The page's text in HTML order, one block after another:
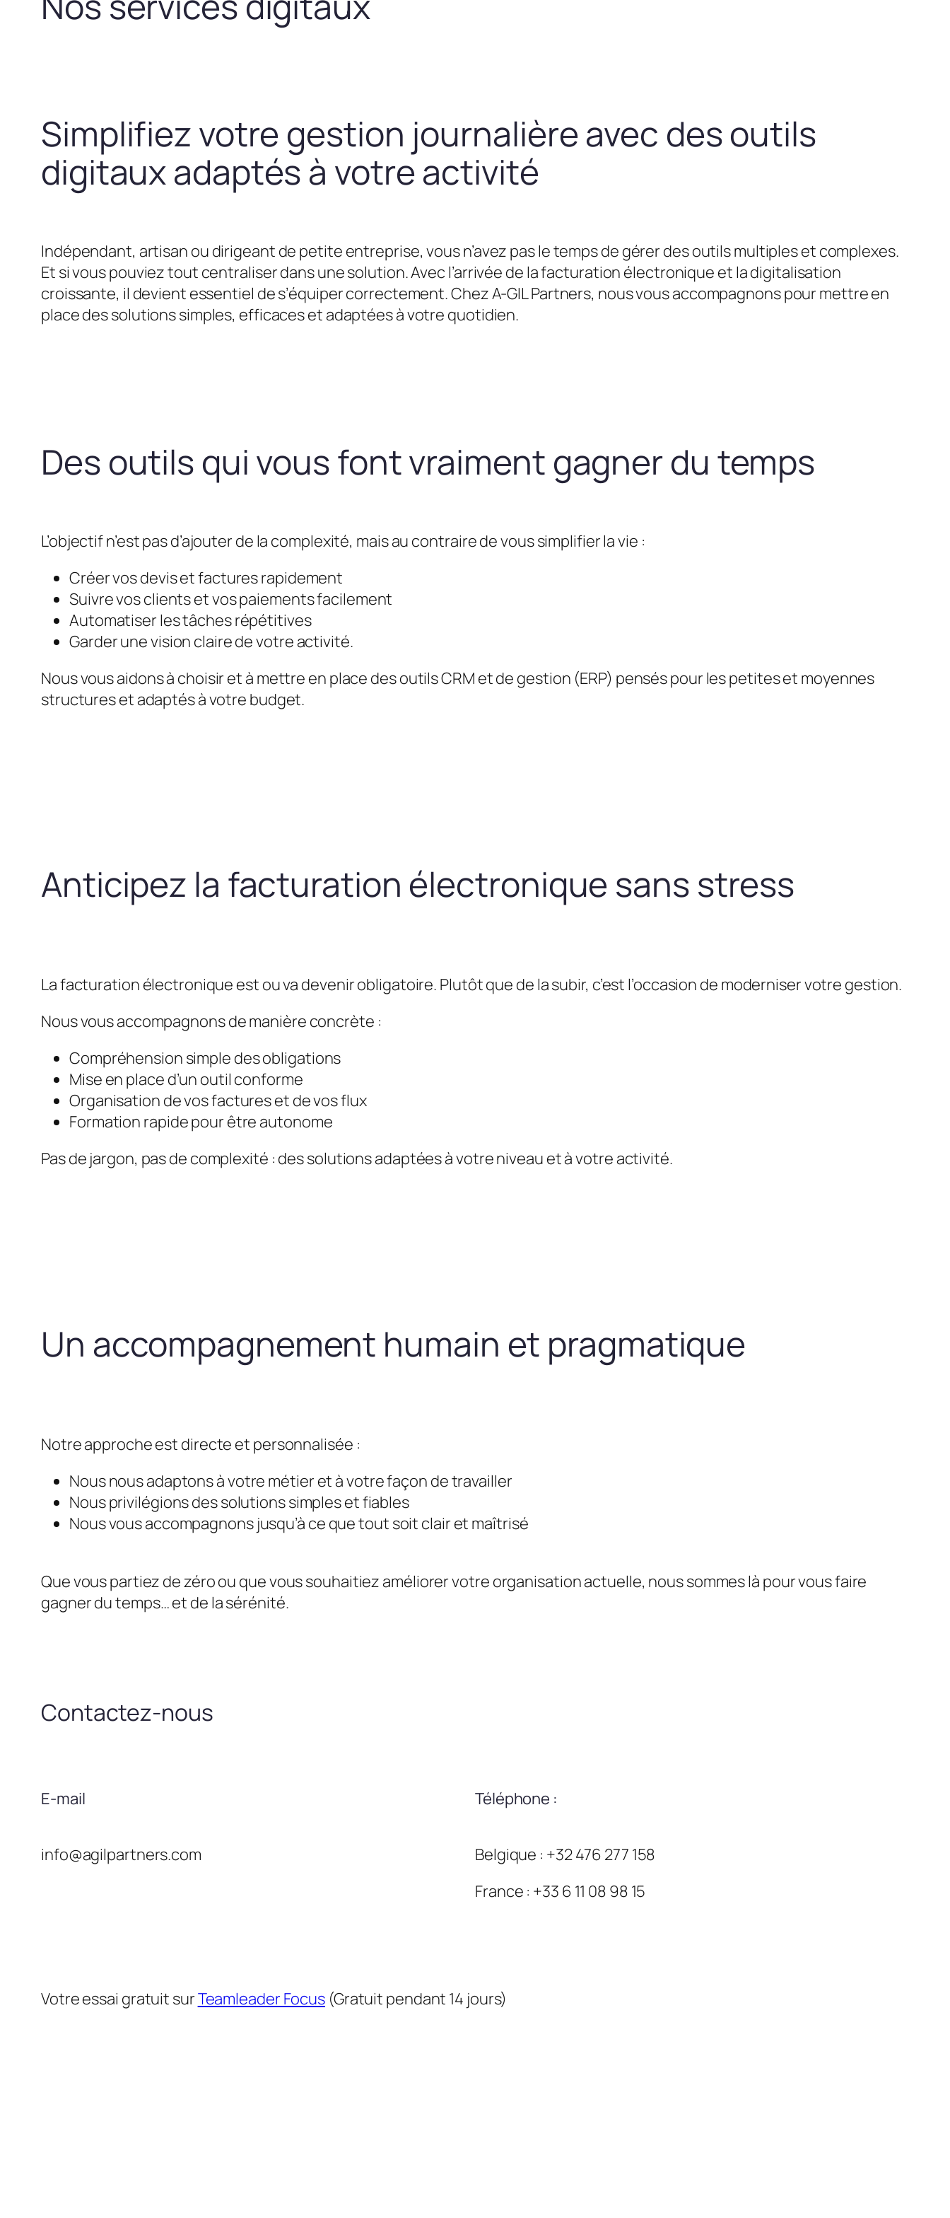
Simplifiez votre gestion journalière avec des outils
digitaux adaptés à votre activité
Indépendant, artisan ou dirigeant de petite entreprise, vous n’avez pas le temps de gérer des outils multiples et complexes.
Et si vous pouviez tout centraliser dans une solution. Avec l’arrivée de la facturation électronique et la digitalisation
croissante, il devient essentiel de s’équiper correctement. Chez A-GIL Partners, nous vous accompagnons pour mettre en
place des solutions simples, efficaces et adaptées à votre quotidien.
Des outils qui vous font vraiment gagner du temps
L’objectif n’est pas d’ajouter de la complexité, mais au contraire de vous simplifier la vie :
Créer vos devis et factures rapidement
Suivre vos clients et vos paiements facilement
Automatiser les tâches répétitives
Garder une vision claire de votre activité.
Nous vous aidons à choisir et à mettre en place des outils CRM et de gestion (ERP) pensés pour les petites et moyennes
structures et adaptés à votre budget.
Anticipez la facturation électronique sans stress
La facturation électronique est ou va devenir obligatoire. Plutôt que de la subir, c’est l’occasion de moderniser votre gestion.
Nous vous accompagnons de manière concrète :
Compréhension simple des obligations
Mise en place d’un outil conforme
Organisation de vos factures et de vos flux
Formation rapide pour être autonome
Pas de jargon, pas de complexité : des solutions adaptées à votre niveau et à votre activité.
Un accompagnement humain et pragmatique
Notre approche est directe et personnalisée :
Nous nous adaptons à votre métier et à votre façon de travailler
Nous privilégions des solutions simples et fiables
Nous vous accompagnons jusqu’à ce que tout soit clair et maîtrisé
Que vous partiez de zéro ou que vous souhaitiez améliorer votre organisation actuelle, nous sommes là pour vous faire
gagner du temps… et de la sérénité.
Contactez-nous
E-mail
info@agilpartners.com
Téléphone :
Belgique : +32 476 277 158
France : +33 6 11 08 98 15
Votre essai gratuit surTeamleader Focus (Gratuit pendant 14 jours)